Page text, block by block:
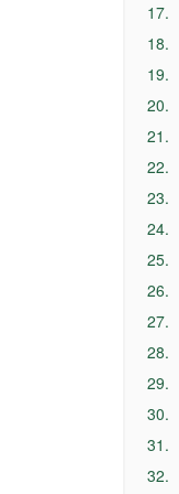
17.
18.
19.
20.
21.
22.
23.
24.
25.
26.
27.
28.
29.
30.
31.
32.